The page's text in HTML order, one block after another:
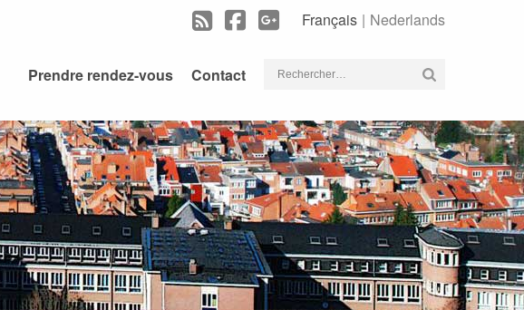
Français Nederlands
Prendre rendez-vous Contact Rechercher :